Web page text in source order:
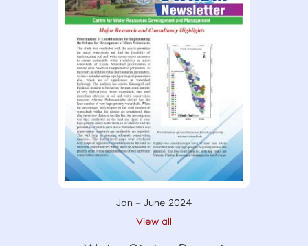
Jan - June 2024
View all